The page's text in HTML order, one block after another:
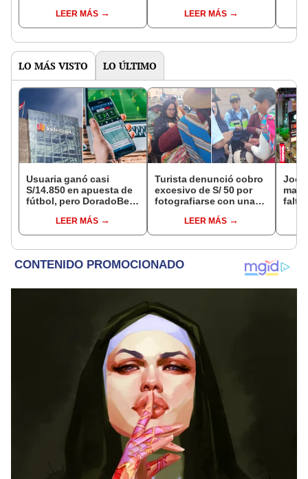
estrategiaLEER MÁS
Peppa Pig en italiano"
LEER MÁS
LO MÁS VISTO LO ÚLTIMO
Usuaria ganó casi
S/14.850 en apuesta de
fútbol, pero DoradoBet
Indecopi multó a la
empresa con más de S/
LEER MÁS
Turista denunció cobro
excesivo de S/ 50 por
fotografiarse con una
Serenazgo recuperó el
dinero
LEER MÁS
falta